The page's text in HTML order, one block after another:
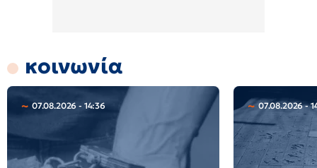
κοινωνία
07.08.2026 - 14:36 07.08.2026 -